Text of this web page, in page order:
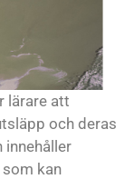
lärare att
och deras
innehåller
kan